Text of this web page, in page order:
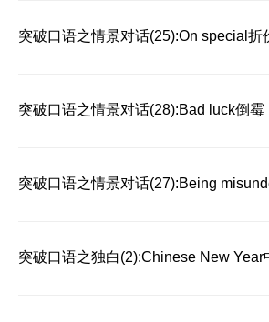
突破口语之情景对话(25):On special折
突破口语之情景对话(28):Bad luck倒霉
突破口语之情景对话(27):Being
突破口语之独白(2):Chinese New Year